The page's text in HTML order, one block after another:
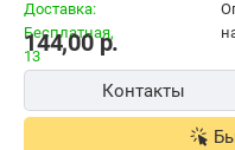
144,00р.
Контакты